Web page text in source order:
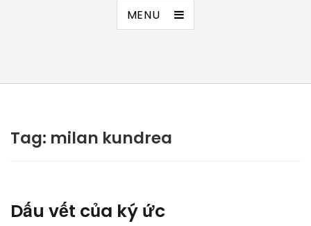
MENU
Tag: milan kundrea
Dấu vết của ký ức